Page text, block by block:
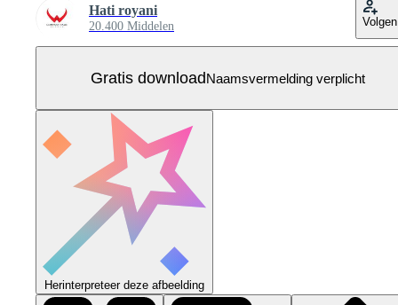
Hati royani
20.400 Middelen Volgen
Gratis downloadNaamsvermelding verplicht
Herinterpreteer deze afbeelding